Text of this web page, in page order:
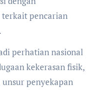
pencarian
perhatian nasional
kekerasan fisik,
penyekapan